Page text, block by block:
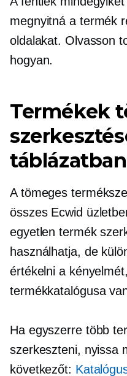
megnyitná a termék
oldalakat. Olvasson
hogyan.
Termékek
táblázatban
A tömeges
összes Ecwid
egyetlen termék
használhatja, de
értékelni a
termékkatalógusa
Ha egyszerre több
szerkeszteni, nyissa
következőt: